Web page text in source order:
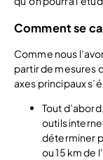
Comment se
Comme nous
partir de mesures
axes principaux
Tout
outils
déterminer
ou 15 km de